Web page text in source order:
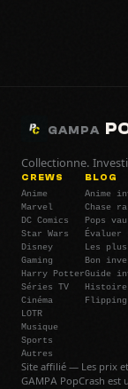
GAMPA
Collectionne.
CREWS
Anime
Marvel
DC Comics
Star Wars
Disney
Gaming
Harry Potter
Séries TV
Cinéma
LOTR
Musique
Sports
Autres
BLOG
Anime
Chase
Pops
Évaluer
Les
Bon
Guide
Flipping
Site affilié — Les prix
GAMPA PopCrash est